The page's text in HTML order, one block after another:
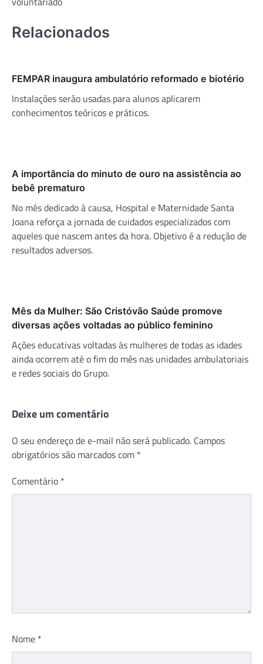
Relacionados
FEMPAR inaugura ambulatório reformado e biotério
Instalações serão usadas para alunos aplicarem
conhecimentos teóricos e práticos.
A importância do minuto de ouro na assistência ao
bebê prematuro
No mês dedicado à causa, Hospital e Maternidade Santa
Joana reforça a jornada de cuidados especializados com
aqueles que nascem antes da hora. Objetivo é a redução de
resultados adversos.
Mês da Mulher: São Cristóvão Saúde promove
diversas ações voltadas ao público feminino
Ações educativas voltadas às mulheres de todas as idades
ainda ocorrem até o fim do mês nas unidades ambulatoriais
e redes sociais do Grupo.
Deixe um comentário
O seu endereço de e-mail não será publicado. Campos
obrigatórios são marcados com *
Comentário *
Nome *